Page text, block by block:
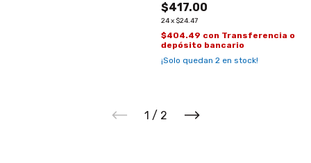
$417.00
24x $24.47
$404.49 con Transferencia o
depósito bancario
¡Solo quedan 2 en stock!
1 / 2